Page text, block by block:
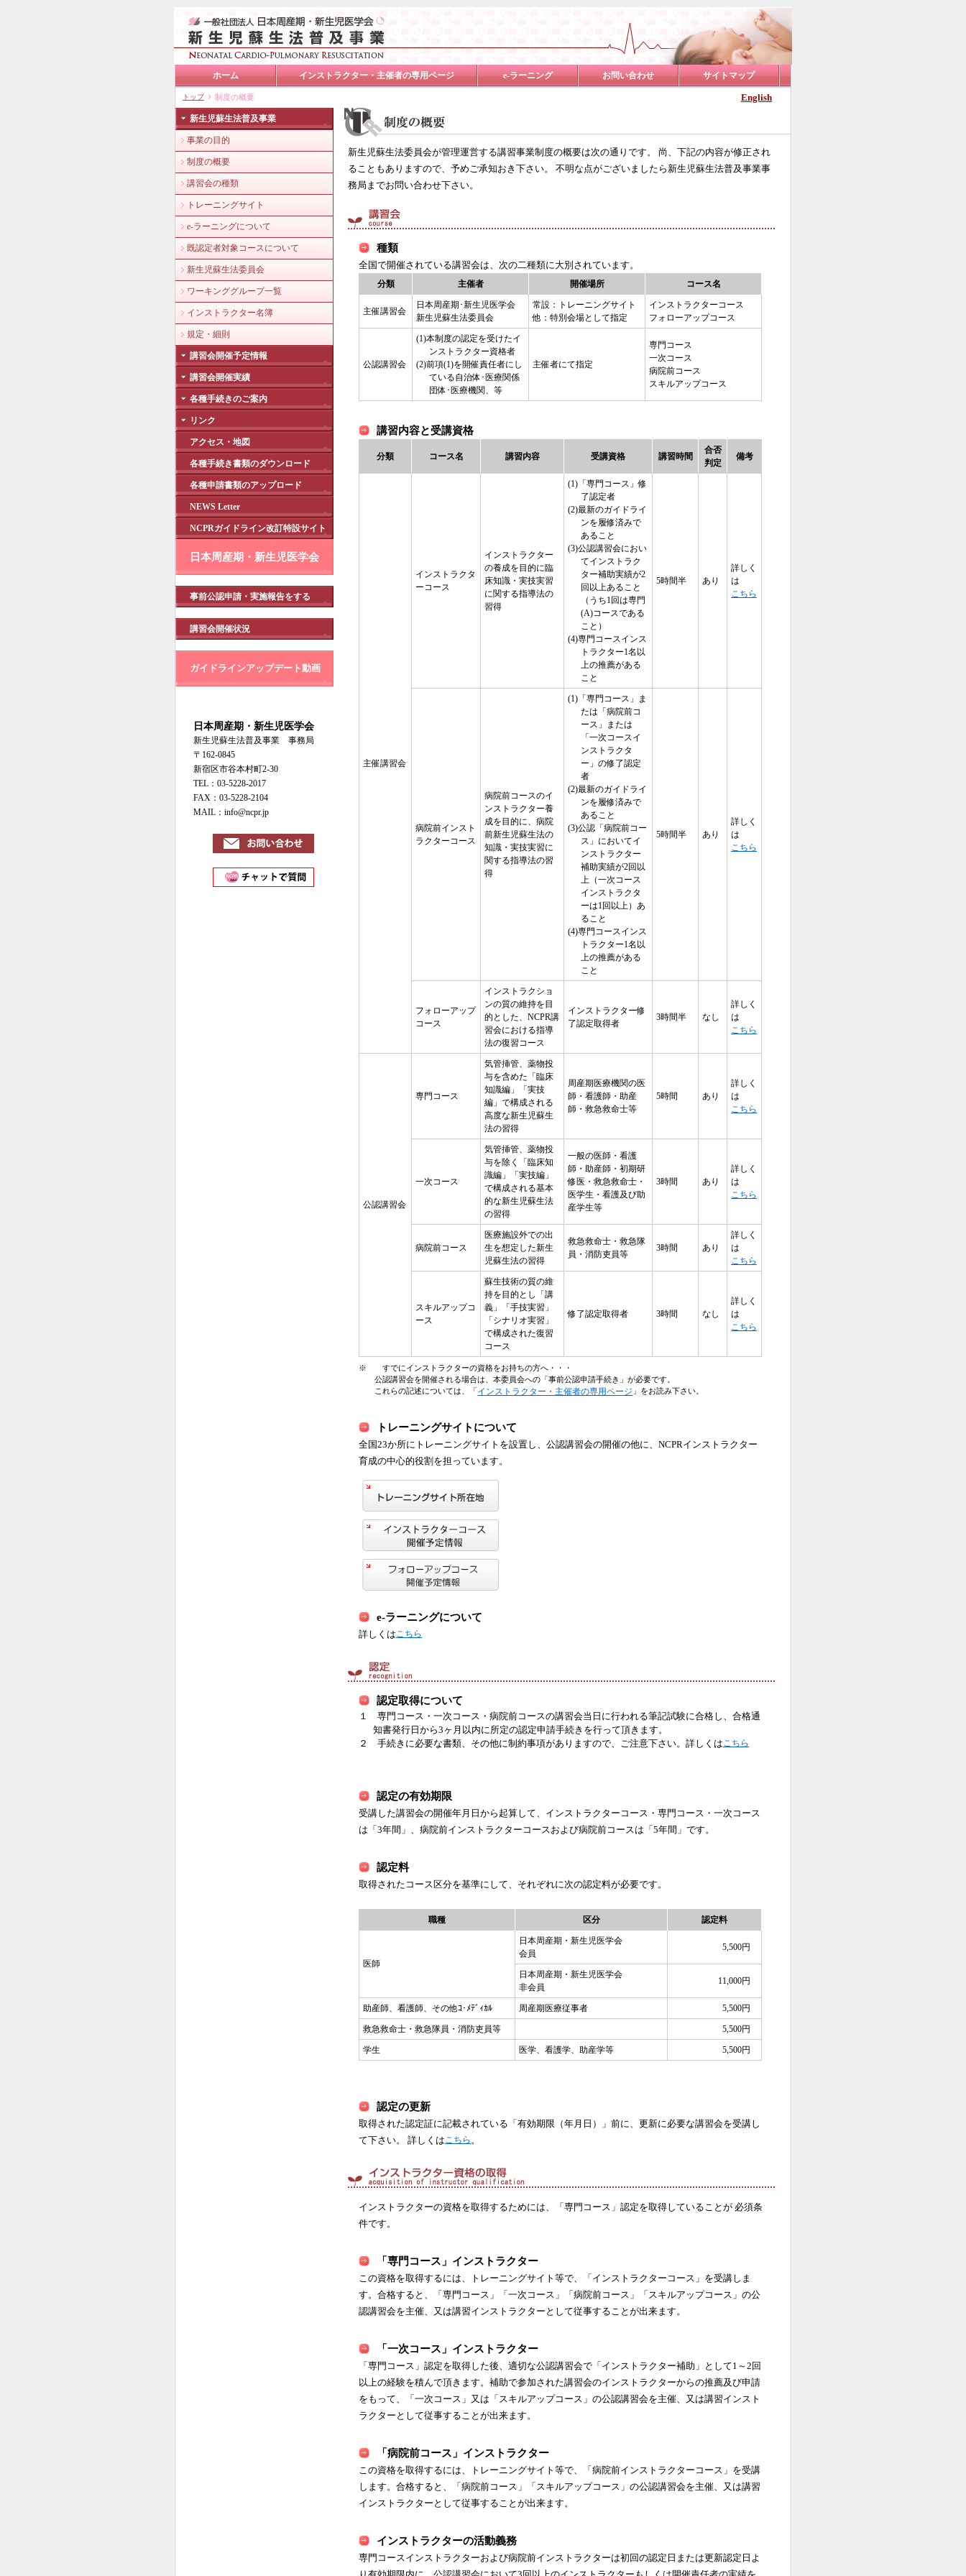
ホーム インストラクター・主催者の専用ページ e-ラーニング お問い合わせ サイトマップ
English
トップ 制度の概要
新生児蘇生法普及事業
事業の目的
制度の概要
講習会の種類
トレーニングサイト
e-ラーニングについて
既認定者対象コースについて
新生児蘇生法委員会
ワーキンググループ一覧
インストラクター名簿
規定・細則
講習会開催予定情報
講習会開催実績
各種手続きのご案内
リンク
アクセス・地図
各種手続き書類のダウンロード
各種申請書類のアップロード
NEWS Letter
NCPRガイドライン改訂特設サイト
日本周産期・新生児医学会
事前公認申請・実施報告をする
講習会開催状況
ガイドラインアップデート動画
日本周産期・新生児医学会
新生児蘇生法普及事業 事務局
〒162-0845
新宿区市谷本村町2-30
TEL：03-5228-2017
FAX：03-5228-2104
MAIL：info@ncpr.jp
新生児蘇生法委員会が管理運営する講習事業制度の概要は次の通りです。 尚、下記の内容が修正され
ることもありますので、予めご承知おき下さい。 不明な点がございましたら新生児蘇生法普及事業事
務局までお問い合わせ下さい。
種類
全国で開催されている講習会は、次の二種類に大別されています。
分類 主催者 開催場所 コース名
主催講習会
日本周産期･新生児医学会
新生児蘇生法委員会
常設：トレーニングサイト
他：特別会場として指定
インストラクターコース
フォローアップコース
公認講習会
(1)本制度の認定を受けたイ
ンストラクター資格者
(2)前項(1)を開催責任者にし
ている自治体･医療関係
団体･医療機関、等
主催者にて指定
専門コース
一次コース
病院前コース
スキルアップコース
講習内容と受講資格
分類 コース名 講習内容 受講資格 講習時間
合否
判定
備考
主催講習会
インストラクタ
ーコース
インストラクター
の養成を目的に臨
床知識・実技実習
に関する指導法の
習得
(1)「専門コース」修
了認定者
(2)最新のガイドライ
ンを履修済みで
あること
(3)公認講習会におい
てインストラク
ター補助実績が2
回以上あること
（うち1回は専門
(A)コースである
こと）
(4)専門コースインス
トラクター1名以
上の推薦がある
こと
5時間半 あり
詳しく
は
こちら
病院前インスト
ラクターコース
病院前コースのイ
ンストラクター養
成を目的に、病院
前新生児蘇生法の
知識・実技実習に
関する指導法の習
得
(1)「専門コース」ま
たは「病院前コ
ース」または
「一次コースイ
ンストラクタ
ー」の修了認定
者
(2)最新のガイドライ
ンを履修済みで
あること
(3)公認「病院前コー
ス」においてイ
ンストラクター
補助実績が2回以
上（一次コース
インストラクタ
ーは1回以上）あ
ること
(4)専門コースインス
トラクター1名以
上の推薦がある
こと
5時間半 あり
詳しく
は
こちら
フォローアップ
コース
インストラクショ
ンの質の維持を目
的とした、NCPR講
習会における指導
法の復習コース
インストラクター修
了認定取得者
3時間半 なし
詳しく
は
こちら
公認講習会
専門コース
気管挿管、薬物投
与を含めた「臨床
知識編」「実技
編」で構成される
高度な新生児蘇生
法の習得
周産期医療機関の医
師・看護師・助産
師・救急救命士等
5時間 あり
詳しく
は
こちら
一次コース
気管挿管、薬物投
与を除く「臨床知
識編」「実技編」
で構成される基本
的な新生児蘇生法
の習得
一般の医師・看護
師・助産師・初期研
修医・救急救命士・
医学生・看護及び助
産学生等
3時間 あり
詳しく
は
こちら
病院前コース
医療施設外での出
生を想定した新生
児蘇生法の習得
救急救命士・救急隊
員・消防吏員等
3時間 あり
詳しく
は
こちら
スキルアップコ
ース
蘇生技術の質の維
持を目的とし「講
義」「手技実習」
「シナリオ実習」
で構成された復習
コース
修了認定取得者 3時間 なし
詳しく
は
こちら
※ すでにインストラクターの資格をお持ちの方へ・・・
公認講習会を開催される場合は、本委員会への「事前公認申請手続き」が必要です。
これらの記述については、「インストラクター・主催者の専用ページ 」をお読み下さい。
トレーニングサイトについて
全国23か所にトレーニングサイトを設置し、公認講習会の開催の他に、NCPRインストラクター
育成の中心的役割を担っています。
e-ラーニングについて
詳しくはこちら
認定取得について
１ 専門コース・一次コース・病院前コースの講習会当日に行われる筆記試験に合格し、合格通
知書発行日から3ヶ月以内に所定の認定申請手続きを行って頂きます。
２ 手続きに必要な書類、その他に制約事項がありますので、ご注意下さい。詳しくはこちら
認定の有効期限
受講した講習会の開催年月日から起算して、インストラクターコース・専門コース・一次コース
は「3年間」、病院前インストラクターコースおよび病院前コースは「5年間」です。
認定料
取得されたコース区分を基準にして、それぞれに次の認定料が必要です。
職種 区分 認定料
医師
日本周産期・新生児医学会
会員
5,500円
日本周産期・新生児医学会
非会員
11,000円
助産師、看護師、その他ｺ･ﾒﾃﾞｨｶﾙ 周産期医療従事者 5,500円
救急救命士・救急隊員・消防吏員等 5,500円
学生 医学、看護学、助産学等 5,500円
認定の更新
取得された認定証に記載されている「有効期限（年月日）」前に、更新に必要な講習会を受講し
て下さい。 詳しくはこちら 。
インストラクターの資格を取得するためには、「専門コース」認定を取得していることが 必須条
件です。
「専門コース」インストラクター
この資格を取得するには、トレーニングサイト等で、「インストラクターコース」を受講しま
す。合格すると、「専門コース」「一次コース」「病院前コース」「スキルアップコース」の公
認講習会を主催、又は講習インストラクターとして従事することが出来ます。
「一次コース」インストラクター
「専門コース」認定を取得した後、適切な公認講習会で「インストラクター補助」として1～2回
以上の経験を積んで頂きます。補助で参加された講習会のインストラクターからの推薦及び申請
をもって、「一次コース」又は「スキルアップコース」の公認講習会を主催、又は講習インスト
ラクターとして従事することが出来ます。
「病院前コース」インストラクター
この資格を取得するには、トレーニングサイト等で、「病院前インストラクターコース」を受講
します。合格すると、「病院前コース」「スキルアップコース」の公認講習会を主催、又は講習
インストラクターとして従事することが出来ます。
インストラクターの活動義務
専門コースインストラクターおよび病院前インストラクターは初回の認定日または更新認定日よ